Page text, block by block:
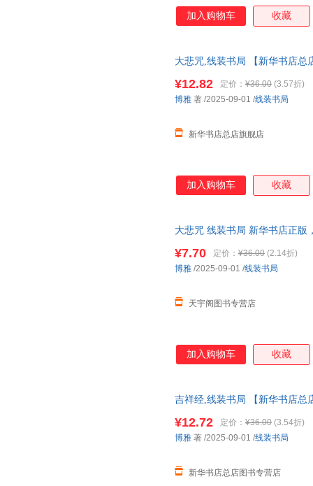
加入购物车 收藏
大悲咒,线装书局 【新华书店总
¥12.82 定价： ¥36.00 (3.57折)
新华书店总店旗舰店
博雅 著 /2025-09-01 /线装书局
加入购物车 收藏
大悲咒 线装书局 新华书店正版
¥7.70 定价： ¥36.00 (2.14折)
天宇阁图书专营店
博雅 /2025-09-01 /线装书局
加入购物车 收藏
吉祥经,线装书局 【新华书店总
¥12.72 定价： ¥36.00 (3.54折)
新华书店总店图书专营店
博雅 著 /2025-09-01 /线装书局